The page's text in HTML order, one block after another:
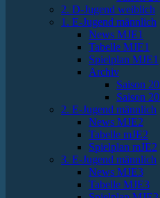
2. D-Jugend weiblich
1. E-Jugend männlich
News MJE1
Tabelle MJE1
Spielplan MJE1
Archiv
Saison
Saison
2. E-Jugend männlich
News MJE2
Tabelle mJE2
Spielplan mJE2
3. E-Jugend männlich
News MJE3
Tabelle MJE3